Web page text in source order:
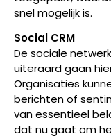
snel mogelijk is.
Social CRM
De sociale
uiteraard gaan
Organisaties
berichten of
van essentieel
dat nu gaat om